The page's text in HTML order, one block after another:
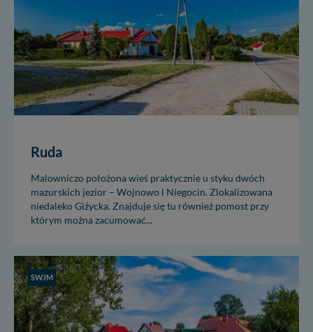
Ruda
Malowniczo położona wieś praktycznie u styku dwóch
mazurskich jezior – Wojnowo i Niegocin. Zlokalizowana
niedaleko Giżycka. Znajduje się tu również pomost przy
którym można zacumować...
SWJM